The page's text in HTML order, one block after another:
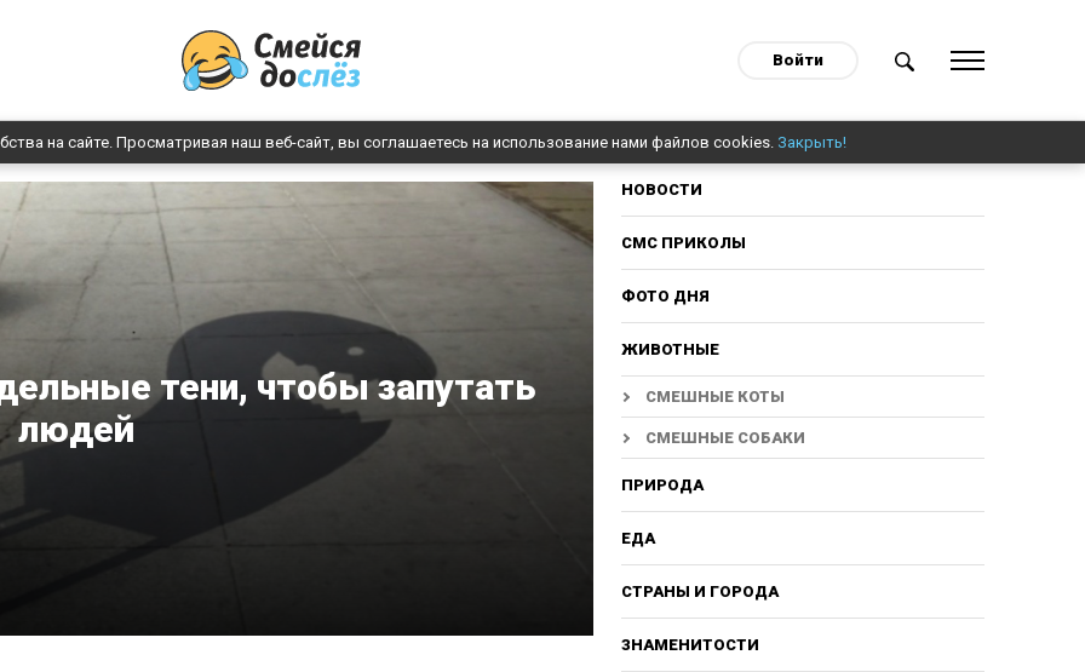
Войти
на сайте. Просматривая наш веб-сайт, вы соглашаетесь на использование нами файлов cookies. Закрыть!
тени, чтобы запутать
людей
НОВОСТИ
СМС ПРИКОЛЫ
ФОТО ДНЯ
ЖИВОТНЫЕ
СМЕШНЫЕ КОТЫ
СМЕШНЫЕ СОБАКИ
ПРИРОДА
ЕДА
СТРАНЫ И ГОРОДА
ЗНАМЕНИТОСТИ